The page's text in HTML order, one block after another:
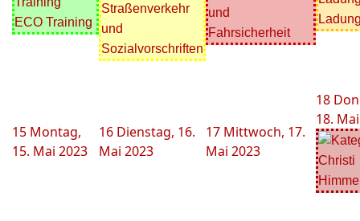
ECO Training
Straßenverkehr
und
Sozialvorschriften
und
Fahrsicherheit
15 Montag,
15. Mai 2023
16 Dienstag, 16.
Mai 2023
17 Mittwoch, 17.
Mai 2023
18
18.
Christi